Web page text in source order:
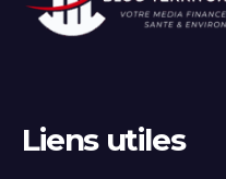
Liens utiles